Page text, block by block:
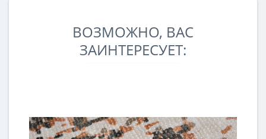
ВОЗМОЖНО, ВАС
ЗАИНТЕРЕСУЕТ: